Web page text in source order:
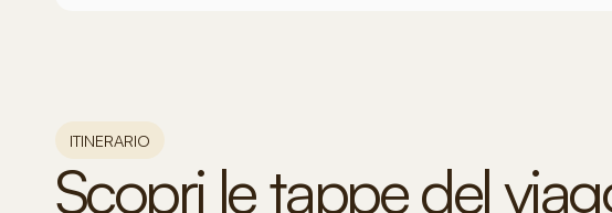
ITINERARIO
Scopri le tappe del